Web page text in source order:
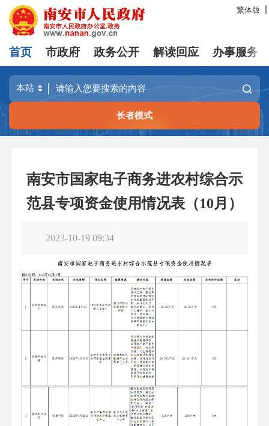
繁体版
首页 市政府 政务公开 解读回应 办事服务
长者模式
南安市国家电子商务进农村综合示
范县专项资金使用情况表（10月）
2023-10-19 09:34